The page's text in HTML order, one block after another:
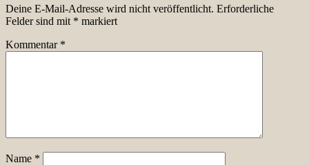
Deine E-Mail-Adresse wird nicht veröffentlicht. Erforderliche
Felder sind mit * markiert
Kommentar *
Name *